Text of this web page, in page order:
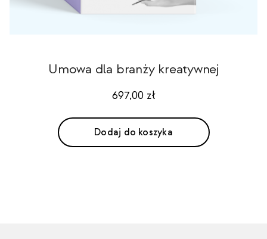
Umowa dla branży kreatywnej
697,00 zł
Dodaj do koszyka